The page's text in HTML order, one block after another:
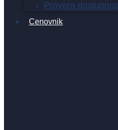
Provera
Cenovnik